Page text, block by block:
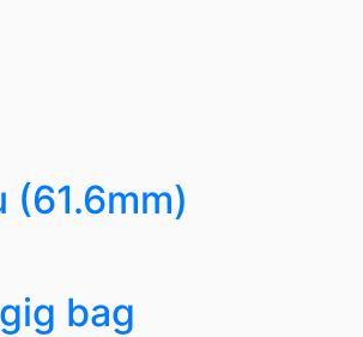
(61.6mm)
bag